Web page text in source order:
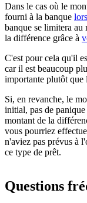
Dans le cas où le
fourni à la banque
banque se limitera
la différence grâce à
C'est pour cela qu'il
car il est beaucoup
importante plutôt que
Si, en revanche, le
initial, pas de
montant de la
vous pourriez
n'aviez pas prévus à
ce type de prêt.
Questions